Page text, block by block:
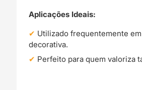
Aplicações Ideais:
Utilizado frequentemente
decorativa.
Perfeito para quem valoriza